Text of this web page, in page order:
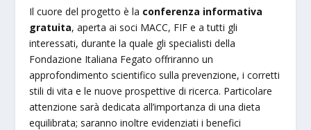
Il cuore del progetto è la conferenza informativa
gratuita, aperta ai soci MACC, FIF e a tutti gli
interessati, durante la quale gli specialisti della
Fondazione Italiana Fegato offriranno un
approfondimento scientifico sulla prevenzione, i corretti
stili di vita e le nuove prospettive di ricerca. Particolare
attenzione sarà dedicata all’importanza di una dieta
equilibrata; saranno inoltre evidenziati i benefici